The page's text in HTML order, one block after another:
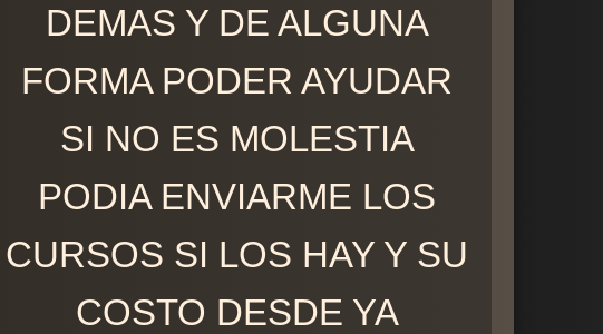
DEMAS Y DE ALGUNA
FORMA PODER AYUDAR
SI NO ES MOLESTIA
PODIA ENVIARME LOS
CURSOS SI LOS HAY Y SU
COSTO DESDE YA